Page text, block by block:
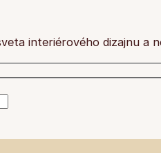
interiérového dizajnu